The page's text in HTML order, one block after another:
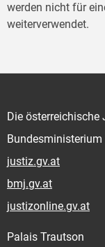
werden nicht für
weiterverwendet.
Die österreichische
justiz.gv.at
bmj.gv.at
justizonline.gv.at
Palais Trautson